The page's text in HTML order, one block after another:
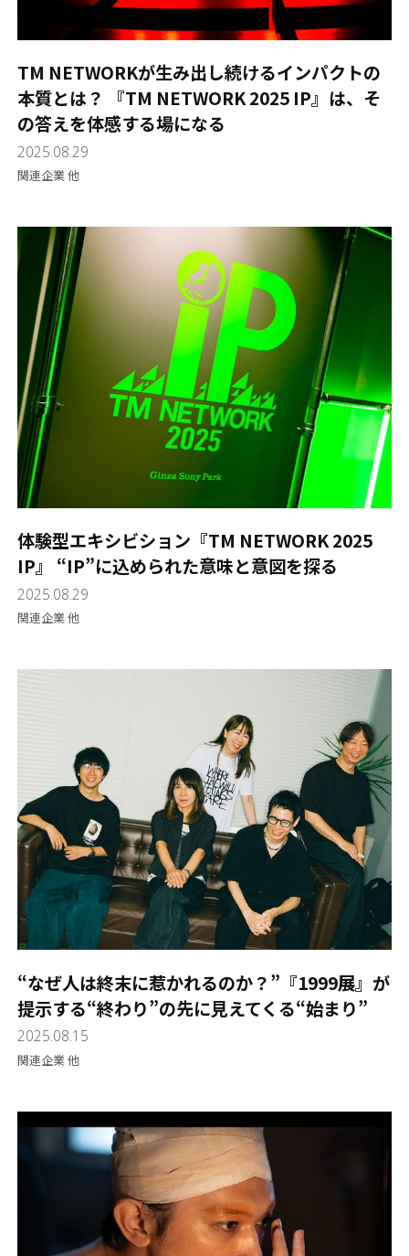
TM NETWORKが生み出し続けるインパクトの
本質とは？ 『TM NETWORK 2025 IP』は、そ
の答えを体感する場になる
2025.08.29
関連企業 他
体験型エキシビション『TM NETWORK 2025
IP』―― “IP”に込められた意味と意図を探る
2025.08.29
関連企業 他
“なぜ人は終末に惹かれるのか？”――『1999展』が
提示する“終わり”の先に見えてくる“始まり”
2025.08.15
関連企業 他